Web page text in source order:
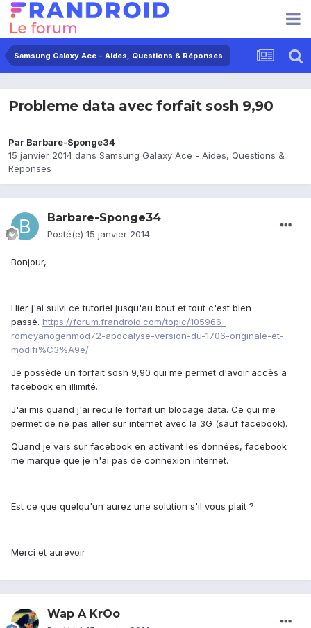
Samsung Galaxy Ace - Aides, Questions & Réponses
Probleme data avec forfait sosh 9,90
Par Barbare-Sponge34
15 janvier 2014 dans Samsung Galaxy Ace - Aides, Questions &
Réponses
Barbare-Sponge34
Posté(e) 15 janvier 2014
Bonjour,
Hier j'ai suivi ce tutoriel jusqu'au bout et tout c'est bien
passé. https://forum.frandroid.com/topic/105966-
romcyanogenmod72-apocalyse-version-du-1706-originale-et-
modifi%C3%A9e/
Je possède un forfait sosh 9,90 qui me permet d'avoir accès a
facebook en illimité.
J'ai mis quand j'ai recu le forfait un blocage data. Ce qui me
permet de ne pas aller sur internet avec la 3G (sauf facebook).
Quand je vais sur facebook en activant les données, facebook
me marque que je n'ai pas de connexion internet.
Est ce que quelqu'un aurez une solution s'il vous plait ?
Merci et aurevoir
Wap A KrOo